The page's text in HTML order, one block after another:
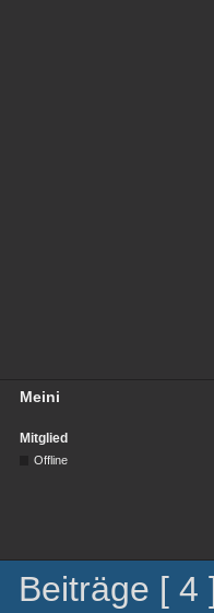
Meini
Mitglied
Offline
Beiträge [ 4